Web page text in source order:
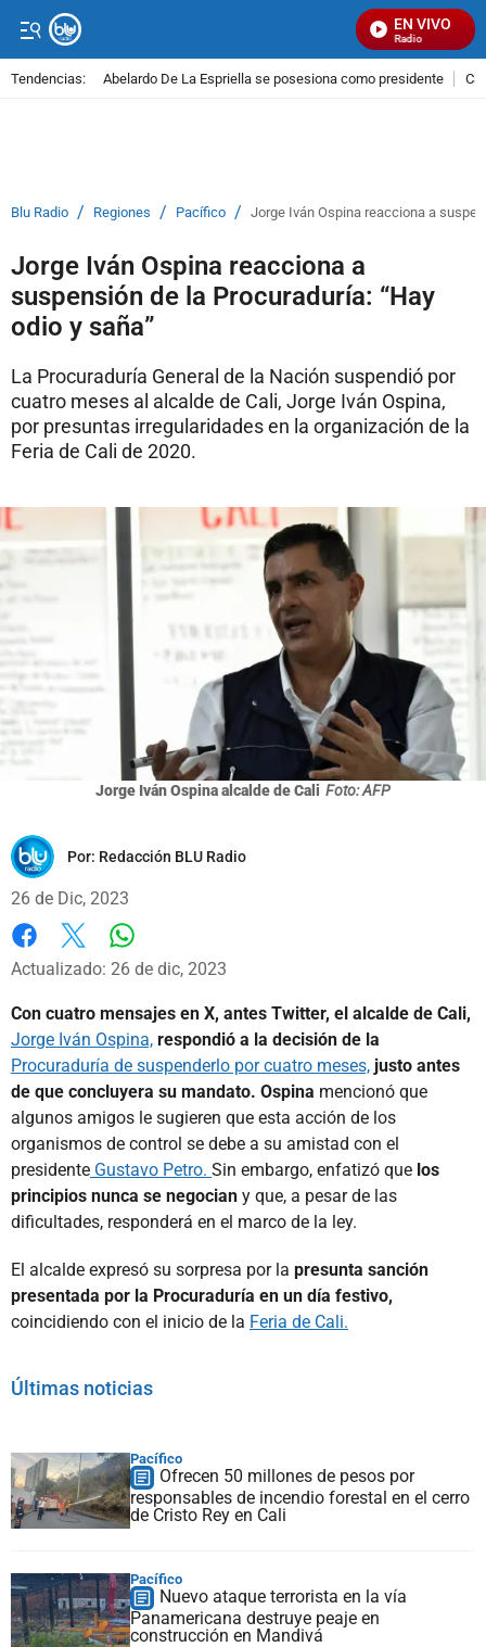
EN VIVO
Señal Visual Radio
Tendencias: Abelardo De La Espriella se posesiona como presidente
Blu Radio / Regiones / Pacífico / Jorge Iván Ospina reacciona a
Jorge Iván Ospina reacciona a
suspensión de la Procuraduría: “Hay
odio y saña”
La Procuraduría General de la Nación suspendió por
cuatro meses al alcalde de Cali, Jorge Iván Ospina,
por presuntas irregularidades en la organización de la
Feria de Cali de 2020.
Jorge Iván Ospina alcalde de Cali Foto: AFP
Por: Redacción BLU Radio
26 de Dic, 2023
Facebook
X
Actualizado: 26 de dic, 2023
Con cuatro mensajes en X, antes Twitter, el alcalde de Cali,
Jorge Iván Ospina, respondió a la decisión de la
Procuraduría de suspenderlo por cuatro meses, justo antes
de que concluyera su mandato. Ospina mencionó que
algunos amigos le sugieren que esta acción de los
organismos de control se debe a su amistad con el
presidente Gustavo Petro. Sin embargo, enfatizó que los
principios nunca se negocian y que, a pesar de las
dificultades, responderá en el marco de la ley.
El alcalde expresó su sorpresa por la presunta sanción
presentada por la Procuraduría en un día festivo,
coincidiendo con el inicio de la Feria de Cali.
Últimas noticias
Pacífico
Ofrecen 50 millones de pesos por
responsables de incendio forestal en el cerro
de Cristo Rey en Cali
Pacífico
Nuevo ataque terrorista en la vía
Panamericana destruye peaje en
construcción en Mandivá